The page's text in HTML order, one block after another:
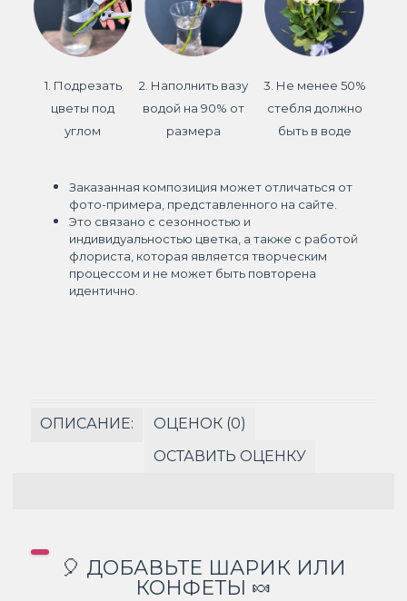
1. Подрезать
цветы под
углом
2. Наполнить вазу
водой на 90% от
размера
3. Не менее 50%
стебля должно
быть в воде
Заказанная композиция может отличаться от
фото-примера, представленного на сайте.
Это связано с сезонностью и
индивидуальностью цветка, а также с работой
флориста, которая является творческим
процессом и не может быть повторена
идентично.
ОПИСАНИЕ:
ОЦЕНОК (0)
ОСТАВИТЬ ОЦЕНКУ
🎈 ДОБАВЬТЕ ШАРИК ИЛИ
КОНФЕТЫ 🍬